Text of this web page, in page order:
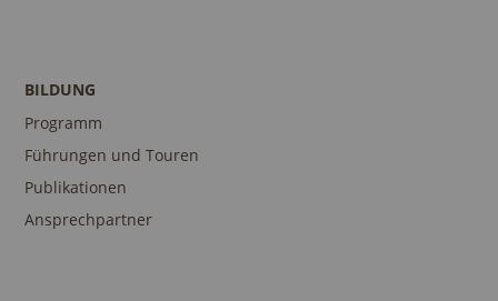
BILDUNG
Programm
Führungen und Touren
Publikationen
Ansprechpartner